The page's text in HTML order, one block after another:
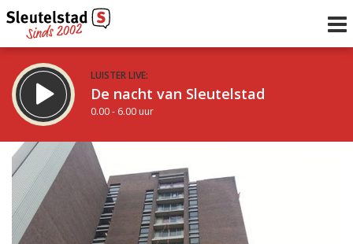
LUISTER LIVE:
De nacht van Sleutelstad
0.00 - 6.00 uur
STRAKS:
De ochtend van Sleutelstad
6.00 - 12.00 uur
Vorig uur
uur 1 van 0
Inklappen